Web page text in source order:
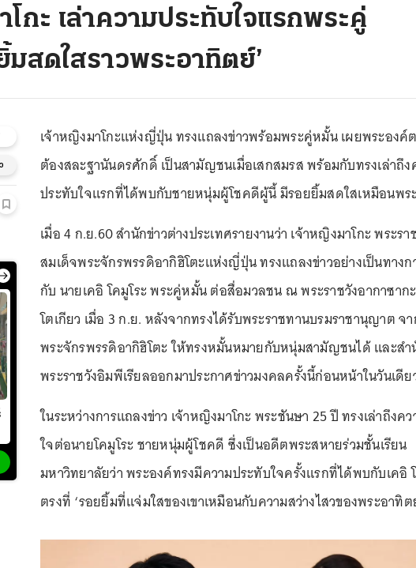
โกะ เล่าความประทับใจแรกพระคู่
มสดใสราวพระอาทิตย์’
เจ้าหญิงมาโกะแห่งญี่ปุ่น ทรงแถลงข่าวพร้อมพระคู่หมั้น เผยพระองค์
ต้องสละฐานันดรศักดิ์ เป็นสามัญชนเมื่อเสกสมรส พร้อมกับทรงเล่าถึง
ประทับใจแรกที่ได้พบกับชายหนุ่มผู้โชคดีผู้นี้ มีรอยยิ้มสดใสเหมือนพ
เมื่อ 4 ก.ย.60 สำนักข่าวต่างประเทศรายงานว่า เจ้าหญิงมาโกะ พระร
สมเด็จพระจักรพรรดิอากิฮิโตะแห่งญี่ปุ่น ทรงแถลงข่าวอย่างเป็นทาง
กับ นายเคอิ โคมูโระ พระคู่หมั้น ต่อสื่อมวลชน ณ พระราชวังอากาซาก
โตเกียว เมื่อ 3 ก.ย. หลังจากทรงได้รับพระราชทานบรมราชานุญาต จ
พระจักรพรรดิอากิฮิโตะ ให้ทรงหมั้นหมายกับหนุ่มสามัญชนได้ และสำ
พระราชวังอิมพีเรียลออกมาประกาศข่าวมงคลครั้งนี้ก่อนหน้าในวันเดี
ในระหว่างการแถลงข่าว เจ้าหญิงมาโกะ พระชันษา 25 ปี ทรงเล่าถึงค
ใจต่อนายโคมูโระ ชายหนุ่มผู้โชคดี ซึ่งเป็นอดีตพระสหายร่วมชั้นเรียน
มหาวิทยาลัยว่า พระองค์ทรงมีความประทับใจครั้งแรกที่ได้พบกับเคอิ
ตรงที่ ‘รอยยิ้มที่แจ่มใสของเขาเหมือนกับความสว่างไสวของพระอาทิต